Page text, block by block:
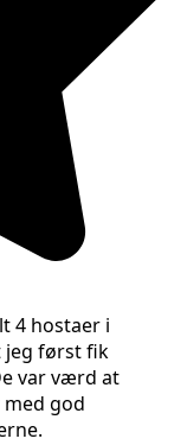
4 hostaer i
jeg først fik
var værd at
god